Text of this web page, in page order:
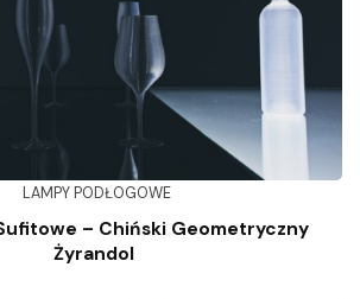
LAMPY PODŁOGOWE
– Chiński Geometryczny
Żyrandol